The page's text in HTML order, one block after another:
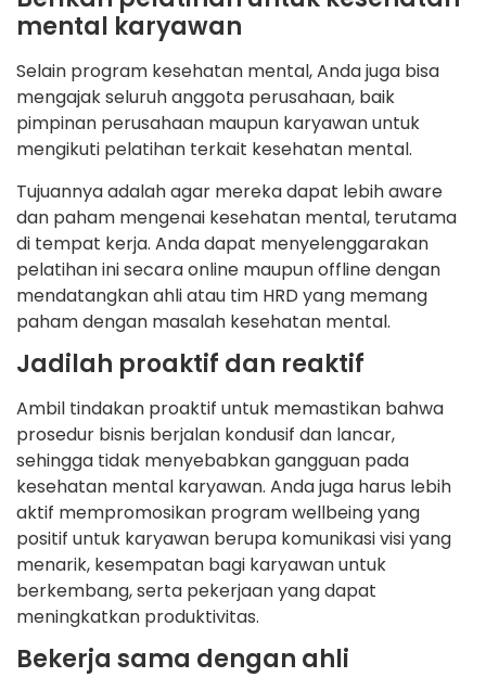
mental karyawan
Selain program kesehatan mental, Anda juga bisa
mengajak seluruh anggota perusahaan, baik
pimpinan perusahaan maupun karyawan untuk
mengikuti pelatihan terkait kesehatan mental.
Tujuannya adalah agar mereka dapat lebih aware
dan paham mengenai kesehatan mental, terutama
di tempat kerja. Anda dapat menyelenggarakan
pelatihan ini secara online maupun offline dengan
mendatangkan ahli atau tim HRD yang memang
paham dengan masalah kesehatan mental.
Jadilah proaktif dan reaktif
Ambil tindakan proaktif untuk memastikan bahwa
prosedur bisnis berjalan kondusif dan lancar,
sehingga tidak menyebabkan gangguan pada
kesehatan mental karyawan. Anda juga harus lebih
aktif mempromosikan program wellbeing yang
positif untuk karyawan berupa komunikasi visi yang
menarik, kesempatan bagi karyawan untuk
berkembang, serta pekerjaan yang dapat
meningkatkan produktivitas.
Bekerja sama dengan ahli